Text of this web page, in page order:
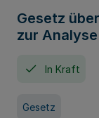
Gesetz
zur
In Kraft
Gesetz